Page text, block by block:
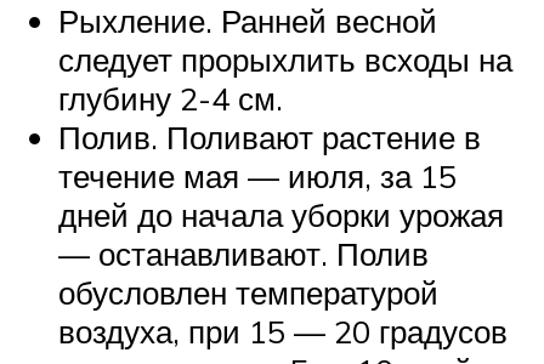
Рыхление. Ранней весной
следует прорыхлить всходы на
глубину 2-4 см.
Полив. Поливают растение в
течение мая — июля, за 15
дней до начала уборки урожая
— останавливают. Полив
обусловлен температурой
воздуха, при 15 — 20 градусов